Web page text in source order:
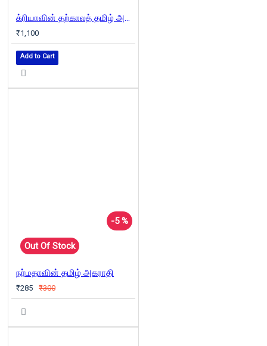
க்ரியாவின் தற்காலத் தமிழ் அகராதி
₹1,100
Add to Cart
-5 %
Out Of Stock
நர்மதாவின் தமிழ் அகராதி
₹285 ₹300